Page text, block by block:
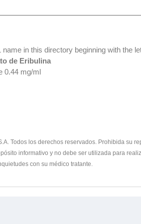
in this directory beginning with the
de Eribulina
0.44 mg/ml
Todos los derechos reservados. Prohibida su
informativo y no debe ser utilizada para
con su médico tratante.